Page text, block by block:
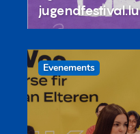
jugendfestival.lu
Evenements